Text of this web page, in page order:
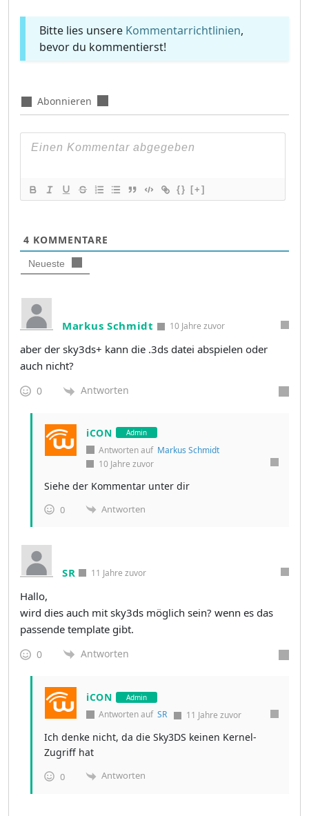
Bitte lies unsere Kommentarrichtlinien,
bevor du kommentierst!
Abonnieren
{} [+]
4 KOMMENTARE
Neueste
Markus Schmidt 10 Jahre zuvor
aber der sky3ds+ kann die .3ds datei abspielen oder
auch nicht?
0 Antworten
iCON Admin
Antworten auf Markus Schmidt
10 Jahre zuvor
Siehe der Kommentar unter dir
0 Antworten
SR 11 Jahre zuvor
Hallo,
wird dies auch mit sky3ds möglich sein? wenn es das
passende template gibt.
0 Antworten
iCON Admin
Antworten auf SR 11 Jahre zuvor
Ich denke nicht, da die Sky3DS keinen Kernel-
Zugriff hat
0 Antworten